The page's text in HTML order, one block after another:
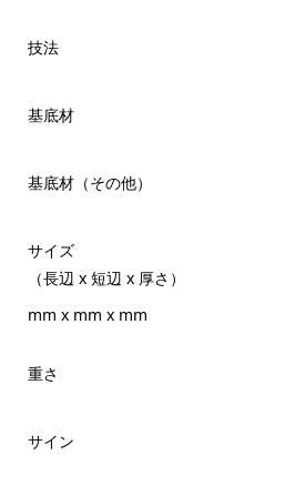
技法
基底材
基底材（その他）
サイズ
（長辺 x 短辺 x 厚さ）
mm x mm x mm
重さ
サイン